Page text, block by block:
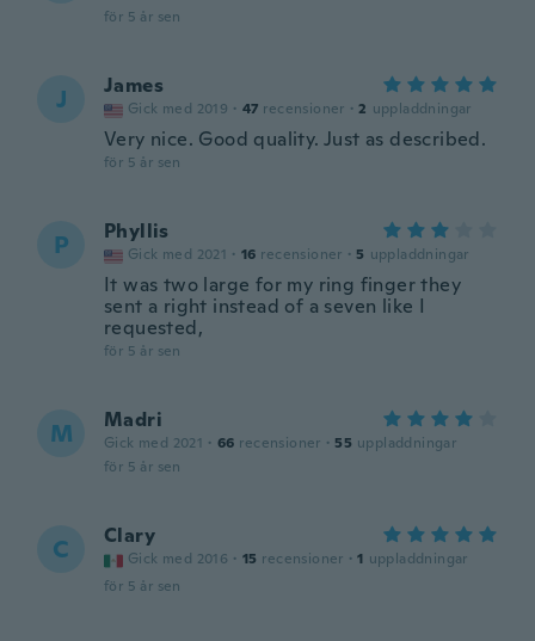
för 5 år sen
J James
Gick med 2019 · 47 recensioner · 2 uppladdningar
Very nice. Good quality. Just as described.
för 5 år sen
P Phyllis
Gick med 2021 · 16 recensioner · 5 uppladdningar
It was two large for my ring finger they
sent a right instead of a seven like I
requested,
för 5 år sen
M Madri
Gick med 2021 · 66 recensioner · 55 uppladdningar
för 5 år sen
C Clary
Gick med 2016 · 15 recensioner · 1 uppladdningar
för 5 år sen